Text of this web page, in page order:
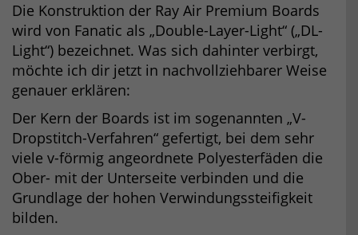
Die Konstruktion der Ray Air Premium Boards
wird von Fanatic als „Double-Layer-Light“ („DL-
Light“) bezeichnet. Was sich dahinter verbirgt,
möchte ich dir jetzt in nachvollziehbarer Weise
genauer erklären:
Der Kern der Boards ist im sogenannten „V-
Dropstitch-Verfahren“ gefertigt, bei dem sehr
viele v-förmig angeordnete Polyesterfäden die
Ober- mit der Unterseite verbinden und die
Grundlage der hohen Verwindungssteifigkeit
bilden.